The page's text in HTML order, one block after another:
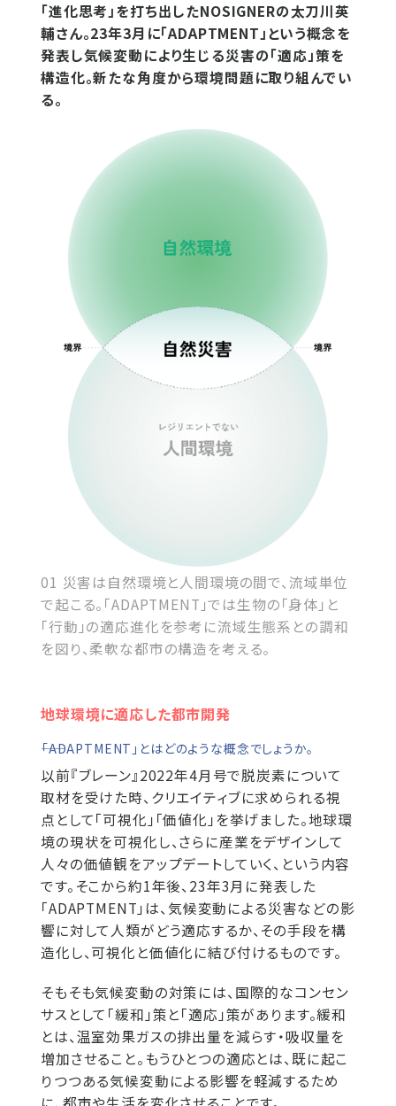
「進化思考」を打ち出したNOSIGNERの太刀川英
輔さん。23年3月に「ADAPTMENT」という概念を
発表し気候変動により生じる災害の「適応」策を
構造化。新たな角度から環境問題に取り組んでい
る。
01 災害は自然環境と人間環境の間で、流域単位
で起こる。「ADAPTMENT」では生物の「身体」と
「行動」の適応進化を参考に流域生態系との調和
を図り、柔軟な都市の構造を考える。
地球環境に適応した都市開発
――「ADAPTMENT」とはどのような概念でしょうか。
以前『ブレーン』2022年4月号で脱炭素について
取材を受けた時、クリエイティブに求められる視
点として「可視化」「価値化」を挙げました。地球環
境の現状を可視化し、さらに産業をデザインして
人々の価値観をアップデートしていく、という内容
です。そこから約1年後、23年3月に発表した
「ADAPTMENT」は、気候変動による災害などの影
響に対して人類がどう適応するか、その手段を構
造化し、可視化と価値化に結び付けるものです。
そもそも気候変動の対策には、国際的なコンセン
サスとして「緩和」策と「適応」策があります。緩和
とは、温室効果ガスの排出量を減らす・吸収量を
増加させること。もうひとつの適応とは、既に起こ
りつつある気候変動による影響を軽減するため